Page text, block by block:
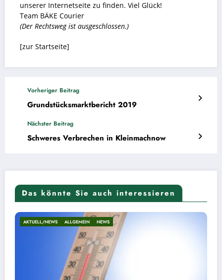
unserer Internetseite zu finden. Viel Glück!
Team BÄKE Courier
(Der Rechtsweg ist ausgeschlossen.)
[zur Startseite]
Vorheriger Beitrag
Grundstücksmarktbericht 2019
Nächster Beitrag
Schweres Verbrechen in Kleinmachnow
Das könnte Sie auch interessieren
NEWS